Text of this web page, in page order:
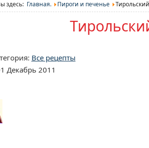
здесь: Главная. Пироги и печенье
Все рецепты
Декабрь 2011